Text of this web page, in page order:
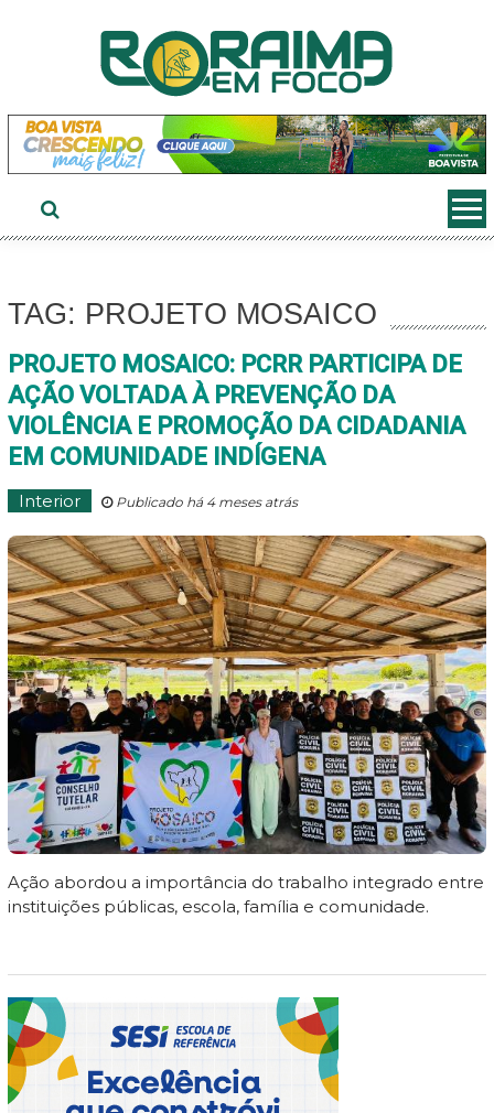
TAG: PROJETO MOSAICO
PROJETO MOSAICO: PCRR PARTICIPA DE
AÇÃO VOLTADA À PREVENÇÃO DA
VIOLÊNCIA E PROMOÇÃO DA CIDADANIA
EM COMUNIDADE INDÍGENA
Interior Publicado há 4 meses atrás
Ação abordou a importância do trabalho integrado entre
instituições públicas, escola, família e comunidade.